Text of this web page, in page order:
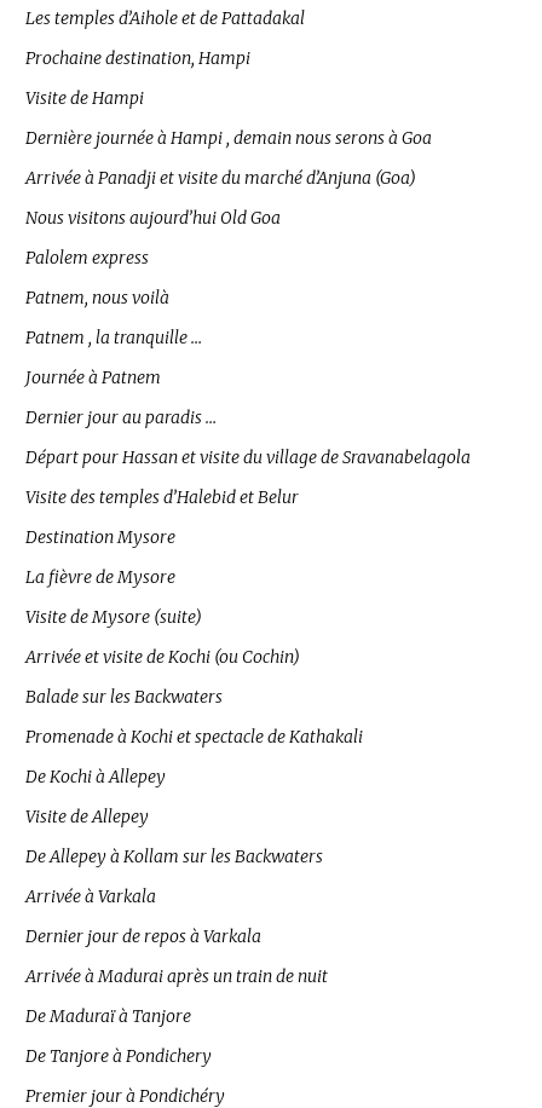
Les temples d’Aihole et de Pattadakal
Prochaine destination, Hampi
Visite de Hampi
Dernière journée à Hampi , demain nous serons à Goa
Arrivée à Panadji et visite du marché d’Anjuna (Goa)
Nous visitons aujourd’hui Old Goa
Palolem express
Patnem, nous voilà
Patnem , la tranquille …
Journée à Patnem
Dernier jour au paradis …
Départ pour Hassan et visite du village de Sravanabelagola
Visite des temples d’Halebid et Belur
Destination Mysore
La fièvre de Mysore
Visite de Mysore (suite)
Arrivée et visite de Kochi (ou Cochin)
Balade sur les Backwaters
Promenade à Kochi et spectacle de Kathakali
De Kochi à Allepey
Visite de Allepey
De Allepey à Kollam sur les Backwaters
Arrivée à Varkala
Dernier jour de repos à Varkala
Arrivée à Madurai après un train de nuit
De Maduraï à Tanjore
De Tanjore à Pondichery
Premier jour à Pondichéry